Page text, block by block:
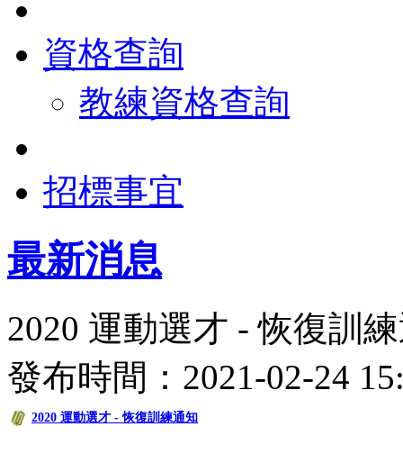
資格查詢
教練資格查詢
招標事宜
最新消息
2020 運動選才 - 恢復訓
發布時間：2021-02-24
2020 運動選才 - 恢復訓練通知